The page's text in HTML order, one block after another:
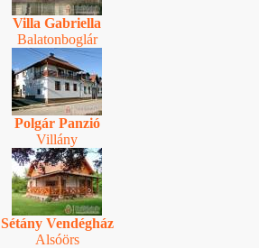
Villa Gabriella
Balatonboglár
Polgár Panzió
Villány
Sétány Vendégház
Alsóörs